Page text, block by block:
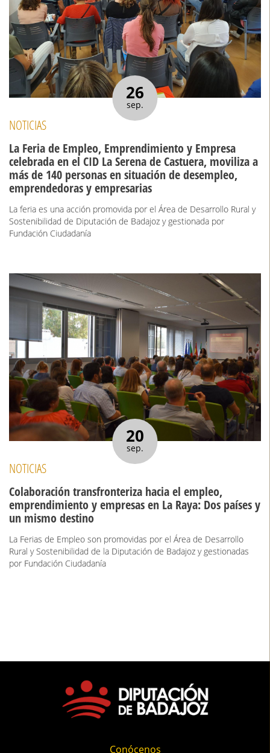
26
sep.
NOTICIAS
La Feria de Empleo, Emprendimiento y Empresa
celebrada en el CID La Serena de Castuera, moviliza a
más de 140 personas en situación de desempleo,
emprendedoras y empresarias
La feria es una acción promovida por el Área de Desarrollo Rural y
Sostenibilidad de Diputación de Badajoz y gestionada por
Fundación Ciudadanía
20
sep.
NOTICIAS
Colaboración transfronteriza hacia el empleo,
emprendimiento y empresas en La Raya: Dos países y
un mismo destino
La Ferias de Empleo son promovidas por el Área de Desarrollo
Rural y Sostenibilidad de la Diputación de Badajoz y gestionadas
por Fundación Ciudadanía
Conócenos